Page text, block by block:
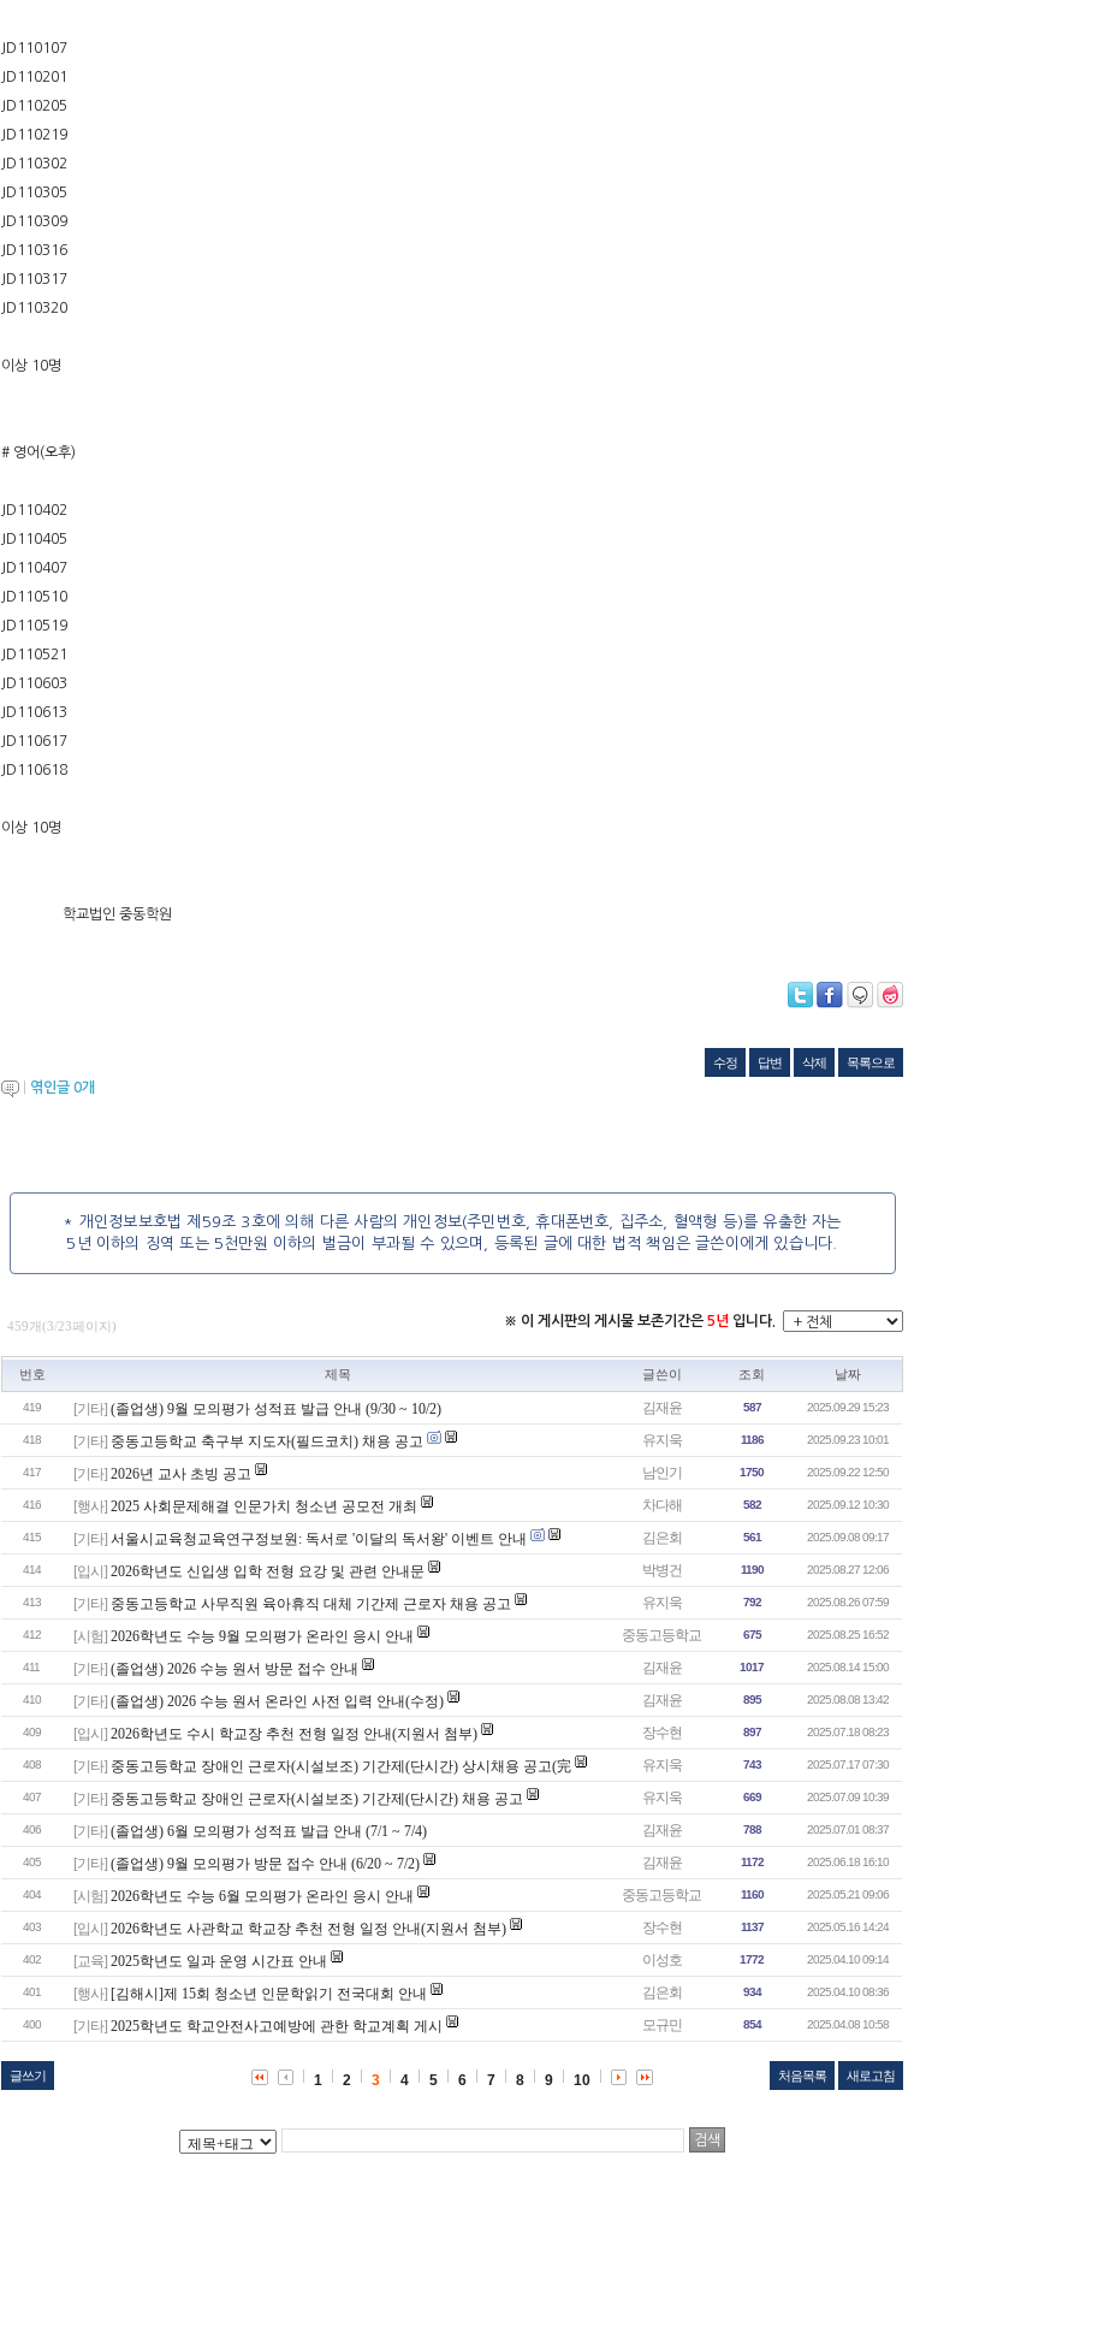
JD110107
JD110201
JD110205
JD110219
JD110302
JD110305
JD110309
JD110316
JD110317
JD110320
이상 10명
# 영어(오후)
JD110402
JD110405
JD110407
JD110510
JD110519
JD110521
JD110603
JD110613
JD110617
JD110618
이상 10명
학교법인 중동학원
수정 답변 삭제
목록으로
엮인글 0개
* 개인정보보호법 제59조 3호에 의해 다른 사람의 개인정보(주민번호, 휴대폰번호, 집주소, 혈액형 등)를 유출한 자는
5년 이하의 징역 또는 5천만원 이하의 벌금이 부과될 수 있으며, 등록된 글에 대한 법적 책임은 글쓴이에게 있습니다.
459개(3/23페이지) ※ 이 게시판의 게시물 보존기간은 5년 입니다.
번호 제목 글쓴이 조회 날짜
419 [기타] (졸업생) 9월 모의평가 성적표 발급 안내 (9/30 ~ 10/2) 김재윤 587 2025.09.29 15:23
418 [기타] 중동고등학교 축구부 지도자(필드코치) 채용 공고 유지욱 1186 2025.09.23 10:01
417 [기타] 2026년 교사 초빙 공고 남인기 1750 2025.09.22 12:50
416 [행사] 2025 사회문제해결 인문가치 청소년 공모전 개최 차다해 582 2025.09.12 10:30
415 [기타] 서울시교육청교육연구정보원: 독서로 '이달의 독서왕' 이벤트 안내 김은회 561 2025.09.08 09:17
414 [입시] 2026학년도 신입생 입학 전형 요강 및 관련 안내문 박병건 1190 2025.08.27 12:06
413 [기타] 중동고등학교 사무직원 육아휴직 대체 기간제 근로자 채용 공고 유지욱 792 2025.08.26 07:59
412 [시험] 2026학년도 수능 9월 모의평가 온라인 응시 안내 중동고등학교 675 2025.08.25 16:52
411 [기타] (졸업생) 2026 수능 원서 방문 접수 안내 김재윤 1017 2025.08.14 15:00
410 [기타] (졸업생) 2026 수능 원서 온라인 사전 입력 안내(수정) 김재윤 895 2025.08.08 13:42
409 [입시] 2026학년도 수시 학교장 추천 전형 일정 안내(지원서 첨부) 장수현 897 2025.07.18 08:23
408 [기타] 중동고등학교 장애인 근로자(시설보조) 기간제(단시간) 상시채용 공고(完 유지욱 743 2025.07.17 07:30
407 [기타] 중동고등학교 장애인 근로자(시설보조) 기간제(단시간) 채용 공고 유지욱 669 2025.07.09 10:39
406 [기타] (졸업생) 6월 모의평가 성적표 발급 안내 (7/1 ~ 7/4) 김재윤 788 2025.07.01 08:37
405 [기타] (졸업생) 9월 모의평가 방문 접수 안내 (6/20 ~ 7/2) 김재윤 1172 2025.06.18 16:10
404 [시험] 2026학년도 수능 6월 모의평가 온라인 응시 안내 중동고등학교 1160 2025.05.21 09:06
403 [입시] 2026학년도 사관학교 학교장 추천 전형 일정 안내(지원서 첨부) 장수현 1137 2025.05.16 14:24
402 [교육] 2025학년도 일과 운영 시간표 안내 이성호 1772 2025.04.10 09:14
401 [행사] [김해시]제 15회 청소년 인문학읽기 전국대회 안내 김은회 934 2025.04.10 08:36
400 [기타] 2025학년도 학교안전사고예방에 관한 학교계획 게시 모규민 854 2025.04.08 10:58
글쓰기 처음목록 새로고침
1 2 3 4 5 6 7 8 9 10